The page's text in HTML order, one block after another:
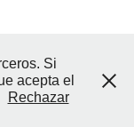
Si
acepta el
Rechazar